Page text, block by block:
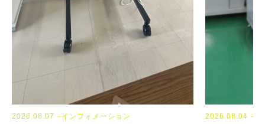
2026.08.07 インフォメーション 2026.08.04
2023.09.13
2024.04.04